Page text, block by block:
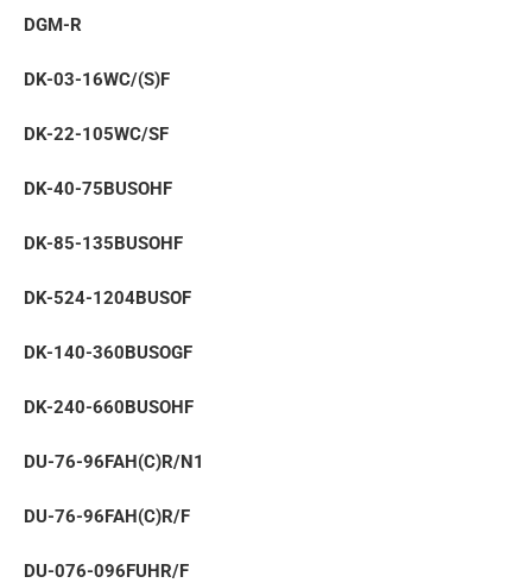
DGM-R
DK-03-16WC/(S)F
DK-22-105WC/SF
DK-40-75BUSOHF
DK-85-135BUSOHF
DK-524-1204BUSOF
DK-140-360BUSOGF
DK-240-660BUSOHF
DU-76-96FAH(С)R/N1
DU-76-96FAH(С)R/F
DU-076-096FUHR/F